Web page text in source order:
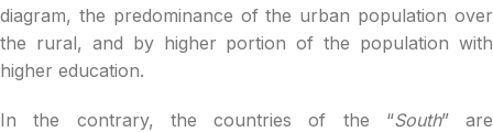
diagram, the predominance of the urban population over
the rural, and by higher portion of the population with
higher education.
In the contrary, the countries of the “South” are